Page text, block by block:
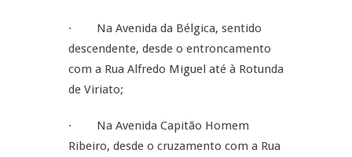
· Na Avenida da Bélgica, sentido
descendente, desde o entroncamento
com a Rua Alfredo Miguel até à Rotunda
de Viriato;
· Na Avenida Capitão Homem
Ribeiro, desde o cruzamento com a Rua